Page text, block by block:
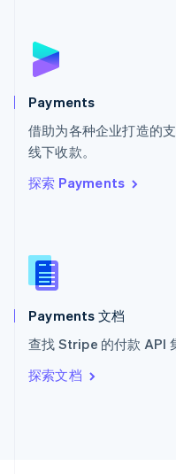
Payments
借助为各种企业打造的
线下收款。
探索 Payments
Payments 文档
查找 Stripe 的付款 API
探索文档
English
斯洛文尼亚
泰国
ไทยEnglish
希腊
English
西班牙
新西兰
English
匈牙利
English
ItalianoEnglish
印度
English